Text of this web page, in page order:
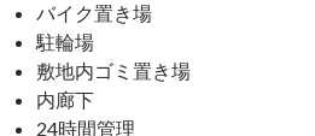
バイク置き場
駐輪場
敷地内ゴミ置き場
内廊下
24時間管理